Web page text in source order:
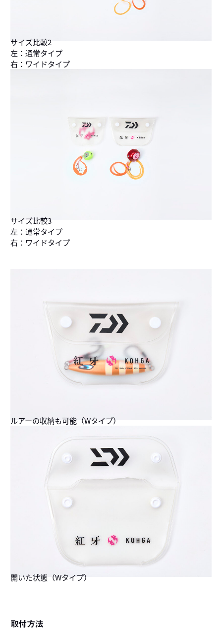
サイズ比較2
左：通常タイプ
右：ワイドタイプ
サイズ比較3
左：通常タイプ
右：ワイドタイプ
ルアーの収納も可能（Wタイプ）
開いた状態（Wタイプ）
取付方法